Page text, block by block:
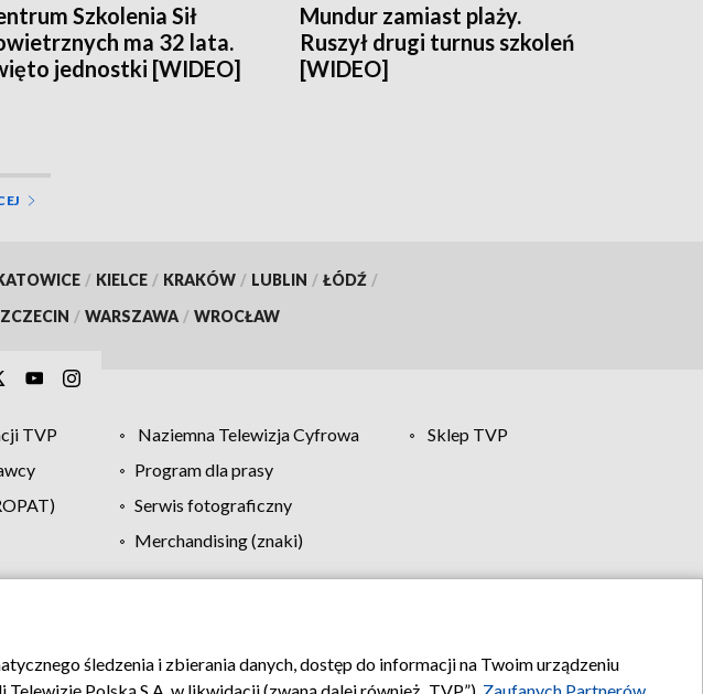
Szkolenia Sił
ma 32 lata.
jednostki [WIDEO]
Mundur zamiast plaży.
Ruszył drugi turnus szkoleń
[WIDEO]
/ KIELCE / KRAKÓW / LUBLIN / ŁÓDŹ /
/ WARSZAWA / WROCŁAW
TVP Naziemna Telewizja Cyfrowa
Sklep TVP
Program dla prasy
Serwis fotograficzny
Merchandising (znaki)
Pomoc Biuro reklamy Kontakt
śledzenia i zbierania danych, dostęp do informacji na Twoim urządzeniu